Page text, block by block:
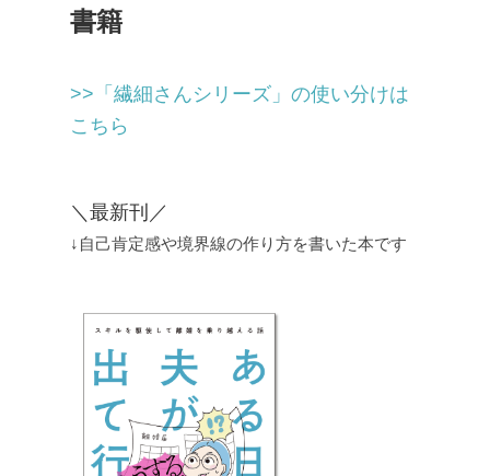
書籍
>>「繊細さんシリーズ」の使い分けは
こちら
＼最新刊／
↓自己肯定感や境界線の作り方を書いた本です